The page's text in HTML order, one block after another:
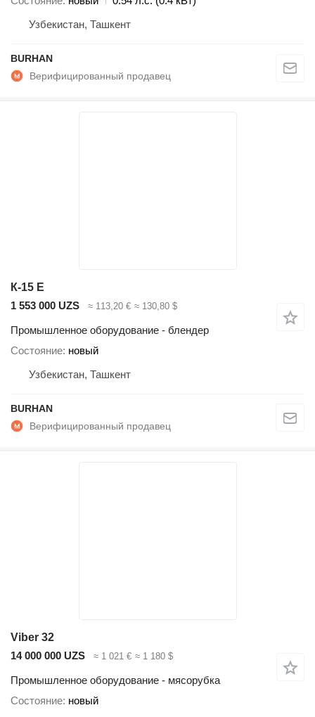
Узбекистан, Ташкент
BURHAN
К-15 Е
1 553 000 UZS
≈ 113,20 € ≈ 130,80 $
Промышленное оборудование - блендер
Состояние новый
Узбекистан, Ташкент
BURHAN
Viber 32
14 000 000 UZS
≈ 1 021 € ≈ 1 180 $
Промышленное оборудование - мясорубка
Состояние новый